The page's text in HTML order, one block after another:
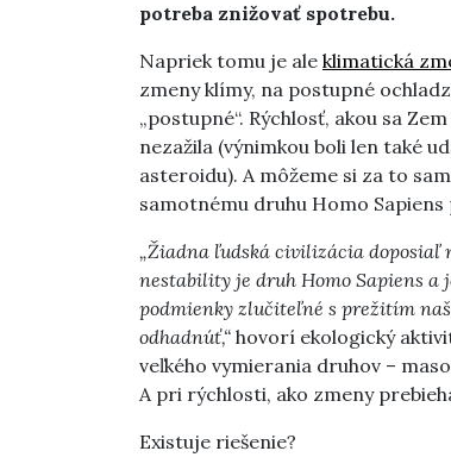
potreba znižovať spotrebu.
Napriek tomu je ale klimatická
zmeny klímy, na postupné
„postupné“. Rýchlosť, akou sa
nezažila (výnimkou boli len také
asteroidu). A môžeme si za to
samotnému druhu Homo
„Žiadna ľudská civilizácia
nestability je druh Homo Sapiens a
podmienky zlučiteľné s prežitím
odhadnúť,“ hovorí ekologický
veľkého vymierania druhov –
A pri rýchlosti, ako zmeny
Existuje riešenie?